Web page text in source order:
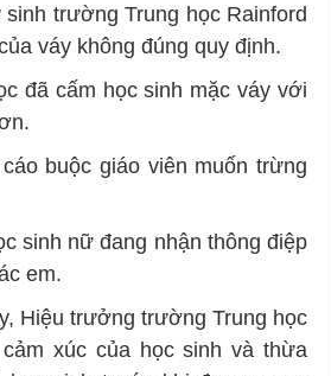
trường Trung học Rainford
váy không đúng quy định.
đã cấm học sinh mặc váy với
buộc giáo viên muốn trừng
sinh nữ đang nhận thông điệp
em.
Hiệu trưởng trường Trung học
xúc của học sinh và thừa